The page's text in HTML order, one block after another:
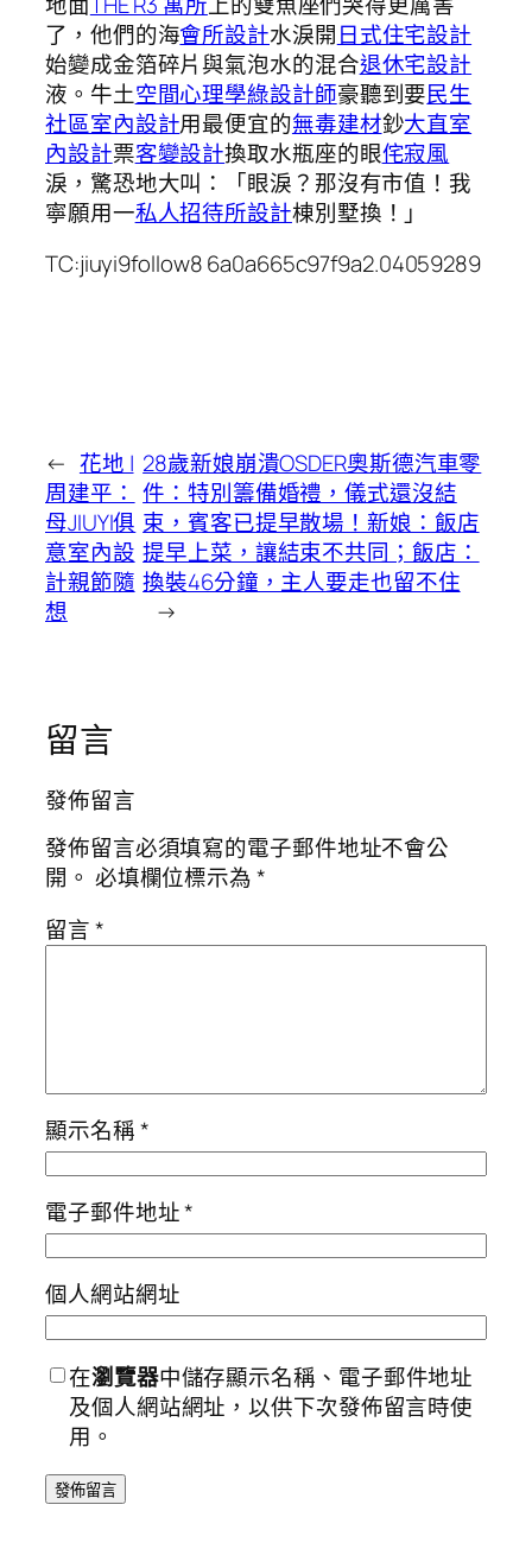
了，他們的海會所設計水淚開日式住宅設計
始變成金箔碎片與氣泡水的混合退休宅設計
液。牛土空間心理學綠設計師豪聽到要民生
社區室內設計用最便宜的無毒建材鈔大直室
內設計票客變設計換取水瓶座的眼侘寂風
淚，驚恐地大叫：「眼淚？那沒有市值！我
寧願用一私人招待所設計棟別墅換！」
TC:jiuyi9follow8 6a0a665c97f9a2.04059289
← 花地 |
周建平：
母JIUYI俱
意室內設
計親節隨
想
28歲新娘崩潰OSDER奧斯德汽車零
件：特別籌備婚禮，儀式還沒結
束，賓客已提早散場！新娘：飯店
提早上菜，讓結束不共同；飯店：
換裝46分鐘，主人要走也留不住
→
留言
發佈留言
發佈留言必須填寫的電子郵件地址不會公
開。 必填欄位標示為*
留言*
顯示名稱*
電子郵件地址*
個人網站網址
在瀏覽器中儲存顯示名稱、電子郵件地址
及個人網站網址，以供下次發佈留言時使
用。